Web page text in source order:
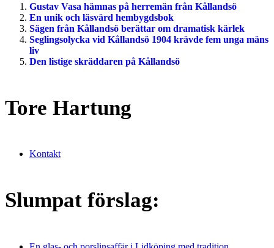
Gustav Vasa hämnas på herremän från Kållandsö
En unik och läsvärd hembygdsbok
Sägen från Kållandsö berättar om dramatisk kärlek
Seglingsolycka vid Kållandsö 1904 krävde fem unga mäns
liv
Den listige skräddaren på Kållandsö
Tore Hartung
Kontakt
Slumpat förslag: